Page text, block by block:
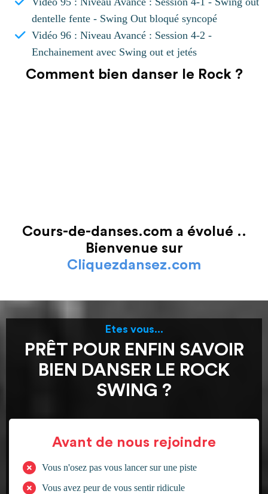
dentelle fente - Swing Out bloqué syncopé
Vidéo 96 : Niveau Avancé : Session 4-2 -
Enchainement avec Swing out et jetés
Comment bien danser le Rock ?
Cours-de-danses.com a évolué ..
Bienvenue sur
Cliquezdansez.com
Etes vous...
PRÊT POUR ENFIN SAVOIR
BIEN DANSER LE ROCK
SWING ?
Avant de nous rejoindre
Vous n'osez pas vous lancer sur une piste
Vous avez peur de vous sentir ridicule